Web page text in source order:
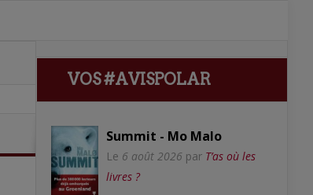
VOS #AVISPOLAR
Summit - Mo Malo
Le 6 août 2026 par T’as où les
livres ?